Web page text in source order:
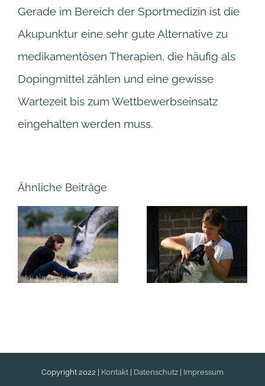
Gerade im Bereich der Sportmedizin ist die
Akupunktur eine sehr gute Alternative zu
medikamentösen Therapien, die häufig als
Dopingmittel zählen und eine gewisse
Wartezeit bis zum Wettbewerbseinsatz
eingehalten werden muss.
Ähnliche Beiträge
Wer bin
ich
eigentlich?
Was
genau ist
Chiropraktik?
Copyright 2022 | Kontakt Datenschutz Impressum